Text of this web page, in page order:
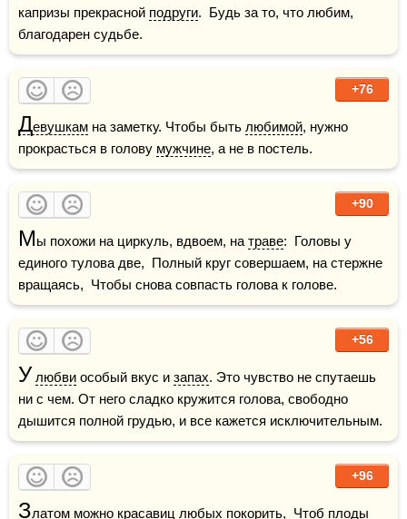
капризы прекрасной подруги.  Будь за то, что любим,
благодарен судьбе.
+76
Девушкам на заметку. Чтобы быть любимой, нужно
прокрасться в голову мужчине, а не в постель.
+90
Мы похожи на циркуль, вдвоем, на траве:  Головы у
единого тулова две,  Полный круг совершаем, на стержне
вращаясь,  Чтобы снова совпасть голова к голове.
+56
У любви особый вкус и запах. Это чувство не спутаешь
ни с чем. От него сладко кружится голова, свободно
дышится полной грудью, и все кажется исключительным.
+96
Златом можно красавиц любых покорить,  Чтоб плоды